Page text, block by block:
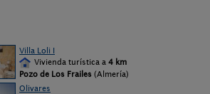
Villa Loli I
Vivienda turística a 4 km
Pozo de Los Frailes (Almería)
Olivares